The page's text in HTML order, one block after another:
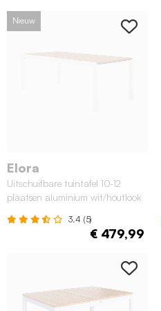
Nieuw
Elora
Uitschuifbare tuintafel 10-12
plaatsen aluminium wit/houtlook
3.4 (5)
€ 479,99